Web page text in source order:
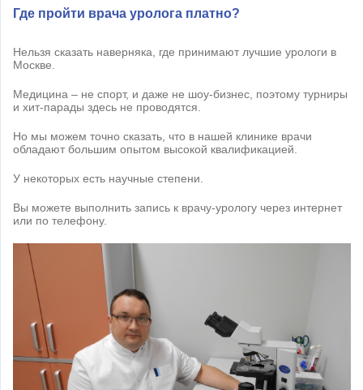
Где пройти врача уролога платно?
Нельзя сказать наверняка, где принимают лучшие урологи в
Москве.
Медицина – не спорт, и даже не шоу-бизнес, поэтому турниры
и хит-парады здесь не проводятся.
Но мы можем точно сказать, что в нашей клинике врачи
обладают большим опытом высокой квалификацией.
У некоторых есть научные степени.
Вы можете выполнить запись к врачу-урологу через интернет
или по телефону.